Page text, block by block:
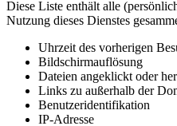
Diese Liste enthält alle
Nutzung dieses Dienstes
Uhrzeit des vorherigen
Bildschirmauflösung
Dateien angeklickt oder
Links zu außerhalb der
Benutzeridentifikation
IP-Adresse